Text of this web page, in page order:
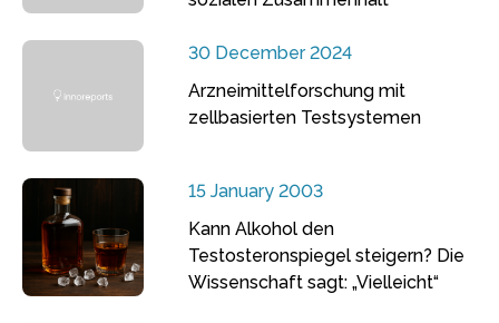
30 December 2024
Arzneimittelforschung mit
zellbasierten Testsystemen
15 January 2003
Kann Alkohol den
Testosteronspiegel steigern? Die
Wissenschaft sagt: „Vielleicht“